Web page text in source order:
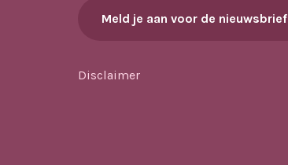
Meld je aan voor de nieuwsbrief
Disclaimer